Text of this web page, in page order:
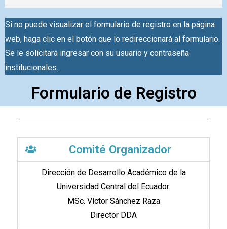
Si no puede visualizar el formulario de registro en la página
web, haga clic en el botón que lo redireccionará al formulario.
Se le solicitará ingresar con su usuario y contraseña
institucionales.
Formulario de Registro
Comité Organizador
Dirección de Desarrollo Académico de la
Universidad Central del Ecuador.
MSc. Víctor Sánchez Raza
Director DDA